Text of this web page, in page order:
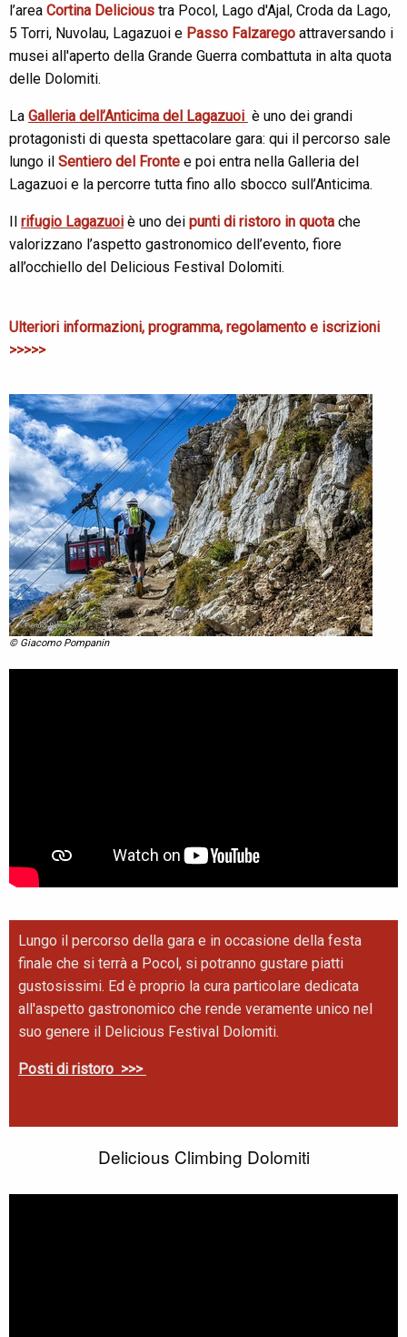
l’area Cortina Delicious tra Pocol, Lago d'Ajal, Croda da Lago,
5 Torri, Nuvolau, Lagazuoi e Passo Falzarego attraversando i
musei all'aperto della Grande Guerra combattuta in alta quota
delle Dolomiti.
La Galleria dell’Anticima del Lagazuoi è uno dei grandi
protagonisti di questa spettacolare gara: qui il percorso sale
lungo il Sentiero del Fronte e poi entra nella Galleria del
Lagazuoi e la percorre tutta fino allo sbocco sull’Anticima.
Il rifugio Lagazuoi è uno dei punti di ristoro in quota che
valorizzano l’aspetto gastronomico dell’evento, fiore
all’occhiello del Delicious Festival Dolomiti.
Ulteriori informazioni, programma, regolamento e iscrizioni
>>>>>
© Giacomo Pompanin
Lungo il percorso della gara e in occasione della festa
finale che si terrà a Pocol, si potranno gustare piatti
gustosissimi. Ed è proprio la cura particolare dedicata
all'aspetto gastronomico che rende veramente unico nel
suo genere il Delicious Festival Dolomiti.
Posti di ristoro >>>
Delicious Climbing Dolomiti